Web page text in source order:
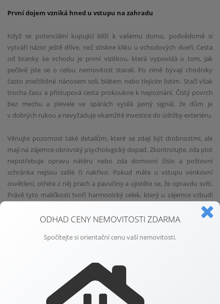
První dojem vzniká hned u vstupu na zahradu
Když se potenciální kupující blíží k vašemu domu, podvědomě si
vytváří názor ještě dříve, než stiskne kliku u vchodových dveří. Cesta
od branky ke vchodu je první vizitkou, která vypovídá o tom, jak
pečlivě jste se o celou nemovitost starali. Po zimě bývají chodníky
často znečištěné nánosem soli, blátem nebo tlejícím listím. Stačí však
trocha času a přístupová cesta prokoukne k nepoznání. Čistý povrch
bez mechu a plevele ve spárách vysílá jasný signál, že dům je
v dobrých rukou a nevyžaduje okamžité investice do údržby exteriéru.
Věnujte pozornost také detailům, které se zdají být drobnostmi, ale
mají na zájemce obrovský psychologický dopad. Zkontrolujte, zda plot
nepotřebuje opravu nátěru nebo zda domovní číslo a poštovní
schránka nejsou zašlé či nakřivo. Pokud máte u vstupu venkovní
osvětlení, otřete z něj prach a pavučiny a ujistěte se, že opravdu svítí.
Právě tyto maličkosti tvoří harmonický celek, který u zájemce vzbudí
pocit bezpečí a důvěry. Když návštěvník vidí upravený vstup, mnohem
snadněji si představí, že by se právě sem mohl každý den vracet
Zahrada je v jarních měsících jedním z nejsilnějších prodejních
argumentů, proto se vyplatí věnovat jí náležitou péči hned s prvními
teplejšími dny. Odstraňte uschlé zbytky rostlin, prořezejte keře
ODHAD CENY NEMOVITOSTI ZDARMA
Spočítejte si orientační cenu vaší nemovitosti.